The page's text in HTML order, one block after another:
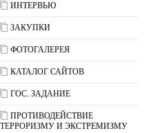
ИНТЕРВЬЮ
ЗАКУПКИ
ФОТОГАЛЕРЕЯ
КАТАЛОГ САЙТОВ
ГОС. ЗАДАНИЕ
ПРОТИВОДЕЙСТВИЕ
ТЕРРОРИЗМУ И ЭКСТРЕМИЗМУ